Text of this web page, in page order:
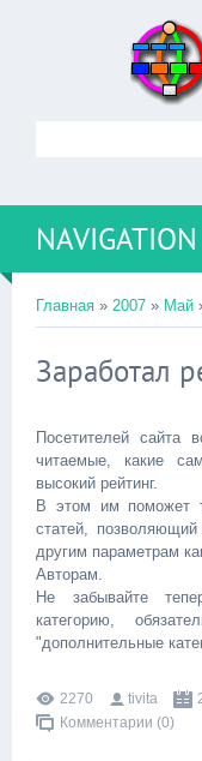
NAVIGATION
Главная » 2007 » Май
Заработал
Посетителей сайта
читаемые, какие
высокий рейтинг.
В этом им поможет
статей,
другим параметрам
Авторам.
Не забывайте
категорию,
"дополнительные
2270 tivita
Комментарии (0)